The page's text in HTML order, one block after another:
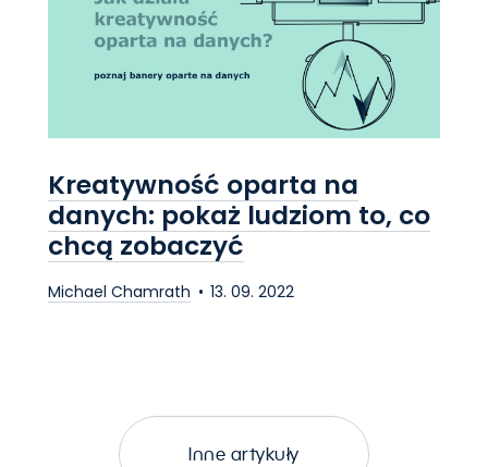
Kreatywność oparta na
danych: pokaż ludziom to, co
chcą zobaczyć
Michael Chamrath 13. 09. 2022
Inne artykuły